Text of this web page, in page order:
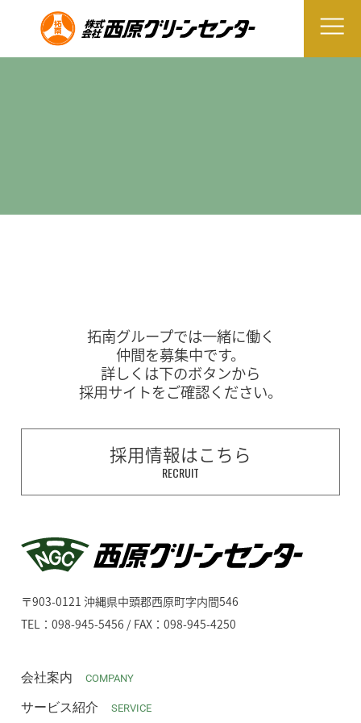
拓南グループでは一緒に働く
仲間を募集中です。
詳しくは下のボタンから
採用サイトをご確認ください。
採用情報はこちら
RECRUIT
〒903-0121 沖縄県中頭郡西原町字内間546
TEL：098-945-5456 / FAX：098-945-4250
会社案内 COMPANY
サービス紹介 SERVICE